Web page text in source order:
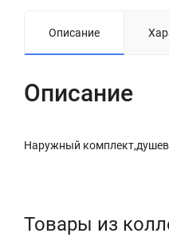
Описание
Описание
Наружный
Товары из